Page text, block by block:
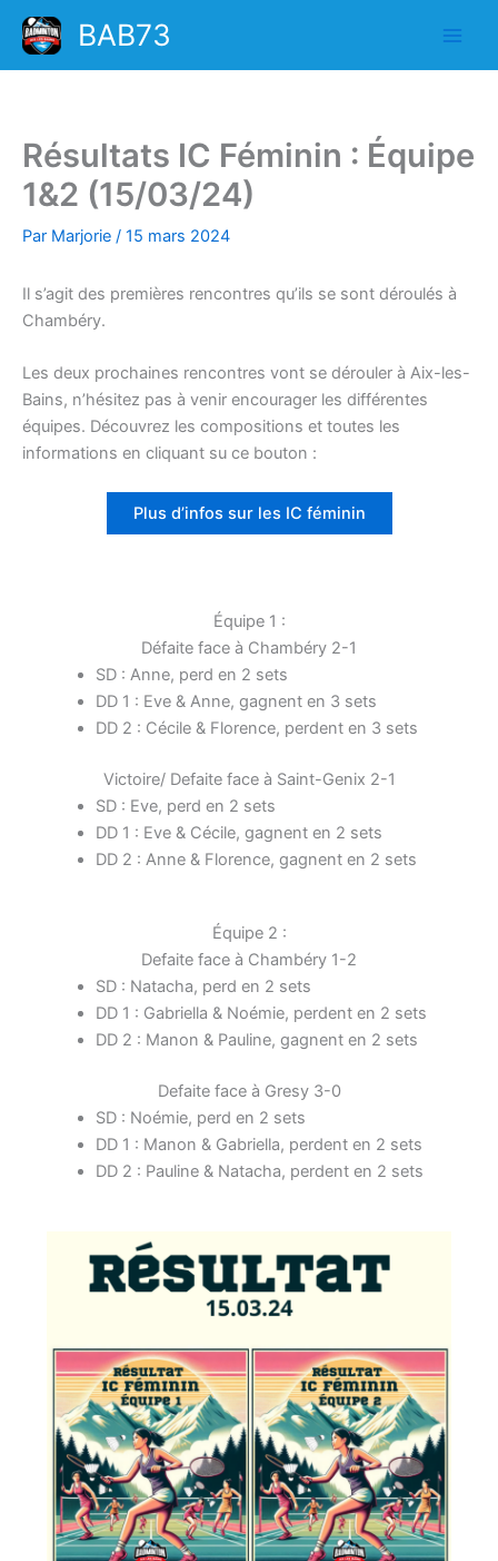
Aller
contenu
BAB73
Résultats IC Féminin : Équipe
1&2 (15/03/24)
Par Marjorie / 15 mars 2024
Il s’agit des premières rencontres qu’ils se sont déroulés à
Chambéry.
Les deux prochaines rencontres vont se dérouler à Aix-les-
Bains, n’hésitez pas à venir encourager les différentes
équipes. Découvrez les compositions et toutes les
informations en cliquant su ce bouton :
Plus d’infos sur les IC féminin
Équipe 1 :
Défaite face à Chambéry 2-1
SD : Anne, perd en 2 sets
DD 1 : Eve & Anne, gagnent en 3 sets
DD 2 : Cécile & Florence, perdent en 3 sets
Victoire/ Defaite face à Saint-Genix 2-1
SD : Eve, perd en 2 sets
DD 1 : Eve & Cécile, gagnent en 2 sets
DD 2 : Anne & Florence, gagnent en 2 sets
Équipe 2 :
Defaite face à Chambéry 1-2
SD : Natacha, perd en 2 sets
DD 1 : Gabriella & Noémie, perdent en 2 sets
DD 2 : Manon & Pauline, gagnent en 2 sets
Defaite face à Gresy 3-0
SD : Noémie, perd en 2 sets
DD 1 : Manon & Gabriella, perdent en 2 sets
DD 2 : Pauline & Natacha, perdent en 2 sets